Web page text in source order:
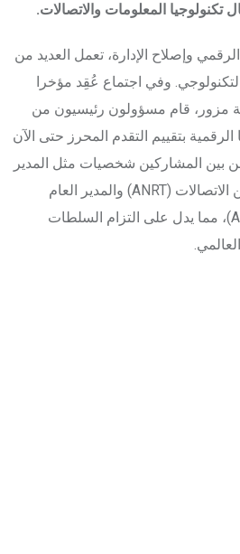
المعلومات والاتصالات.
وإصلاح الإدارة، تعمل العديد من
وفي اجتماع عُقِد مؤخرا
مزور، قام مسؤولون رئيسيون من
الرقمية بتقييم التقدم المحرز حتى الآن
بين المشاركين شخصيات مثل المدير
العام للوكالة الوطنية لتقنين الاتصالات (ANRT) والمدير العام
لوكالة التنمية الرقمية (ADD)، مما يدل على التزام السلطات